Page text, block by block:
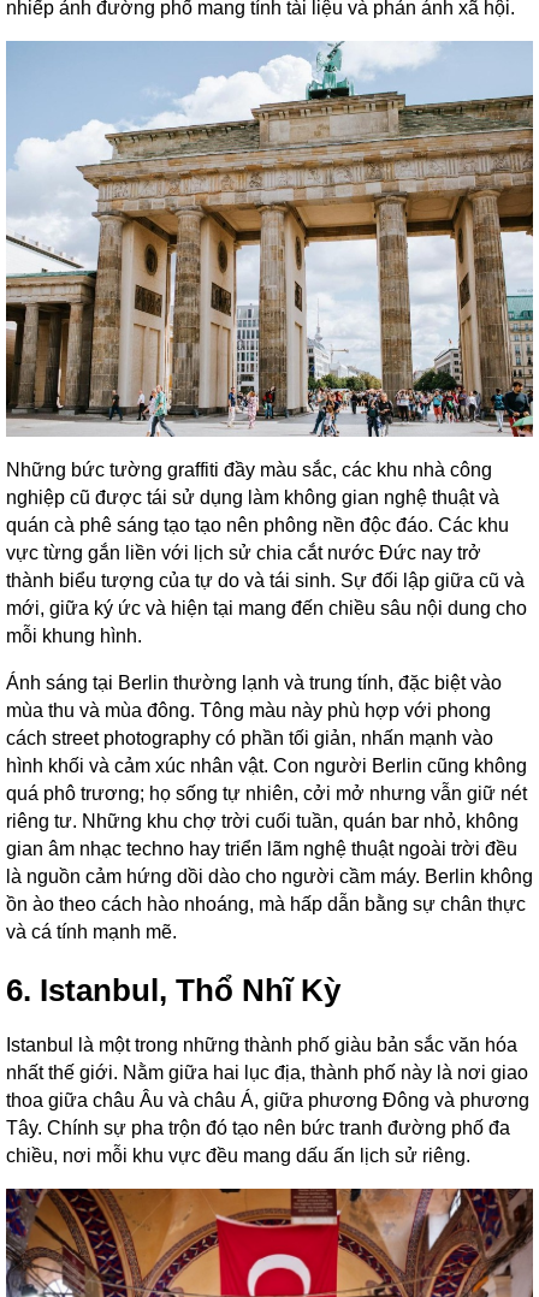
nhiếp ảnh đường phố mang tính tài liệu và phản ánh xã hội.
Những bức tường graffiti đầy màu sắc, các khu nhà công
nghiệp cũ được tái sử dụng làm không gian nghệ thuật và
quán cà phê sáng tạo tạo nên phông nền độc đáo. Các khu
vực từng gắn liền với lịch sử chia cắt nước Đức nay trở
thành biểu tượng của tự do và tái sinh. Sự đối lập giữa cũ và
mới, giữa ký ức và hiện tại mang đến chiều sâu nội dung cho
mỗi khung hình.
Ánh sáng tại Berlin thường lạnh và trung tính, đặc biệt vào
mùa thu và mùa đông. Tông màu này phù hợp với phong
cách street photography có phần tối giản, nhấn mạnh vào
hình khối và cảm xúc nhân vật. Con người Berlin cũng không
quá phô trương; họ sống tự nhiên, cởi mở nhưng vẫn giữ nét
riêng tư. Những khu chợ trời cuối tuần, quán bar nhỏ, không
gian âm nhạc techno hay triển lãm nghệ thuật ngoài trời đều
là nguồn cảm hứng dồi dào cho người cầm máy. Berlin không
ồn ào theo cách hào nhoáng, mà hấp dẫn bằng sự chân thực
và cá tính mạnh mẽ.
6. Istanbul, Thổ Nhĩ Kỳ
Istanbul là một trong những thành phố giàu bản sắc văn hóa
nhất thế giới. Nằm giữa hai lục địa, thành phố này là nơi giao
thoa giữa châu Âu và châu Á, giữa phương Đông và phương
Tây. Chính sự pha trộn đó tạo nên bức tranh đường phố đa
chiều, nơi mỗi khu vực đều mang dấu ấn lịch sử riêng.